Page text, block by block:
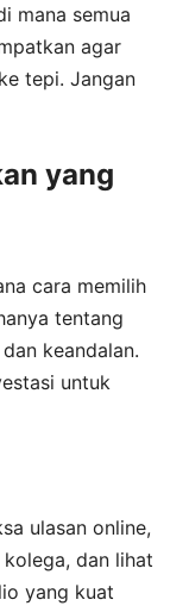
mana semua
agar
tepi. Jangan
yang
cara memilih
tentang
keandalan.
untuk
ulasan online,
dan lihat
yang kuat